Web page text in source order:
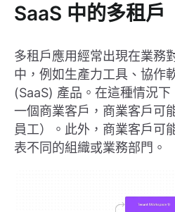
SaaS 中的多租戶
多租戶應用經常出現在業務
中，例如生產力工具、協作
(SaaS) 產品。在這種情況下
一個商業客戶，商業客戶可
員工）。此外，商業客戶可
表不同的組織或業務部門。